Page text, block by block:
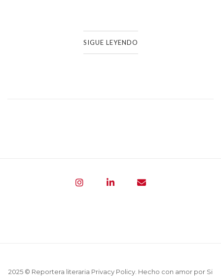
SIGUE LEYENDO
2025 © Reportera literaria Privacy Policy. Hecho con amor por Si